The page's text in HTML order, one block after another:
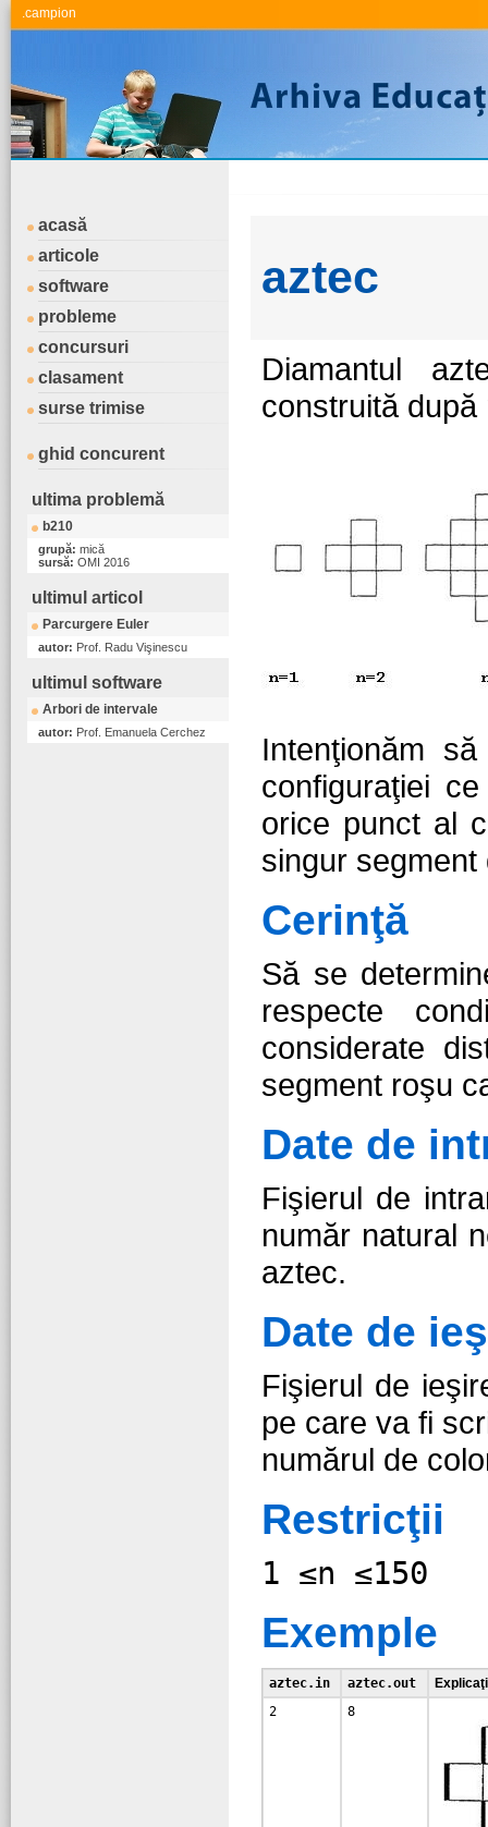
.campion
acasă
articole
software
probleme
concursuri
clasament
surse trimise
ghid concurent
ultima problemă
b210
grupă: mică
sursă: OMI 2016
ultimul articol
Parcurgere Euler
autor: Prof. Radu Vişinescu
ultimul software
Arbori de intervale
autor: Prof. Emanuela Cerchez
aztec
Diamantul
construită
Intenţionăm
configuraţiei
orice punct al
singur
Cerinţă
Să se
respecte
considerate
segment roşu
Date de
Fişierul de
număr natural
aztec.
Date de
Fişierul de
pe care va fi
numărul de
Restricţii
1 ≤n ≤150
Exemple
aztec.in aztec.out